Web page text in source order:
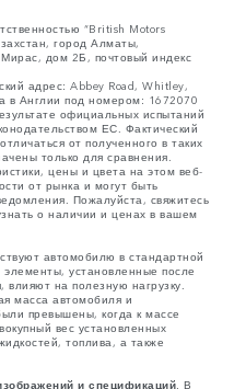
“British Motors
город Алматы,
дом 2Б, почтовый индекс
адрес: Abbey Road, Whitley,
в Англии под номером: 1672070
официальных испытаний
ЕС. Фактический
от полученного в таких
только для сравнения.
цены и цвета на этом веб-
от рынка и могут быть
Пожалуйста, свяжитесь
о наличии и ценах в вашем
автомобилю в стандартной
установленные после
влияют на полезную нагрузку.
масса автомобиля и
превышены, когда к массе
вес установленных
топлива, а также
и спецификаций. В